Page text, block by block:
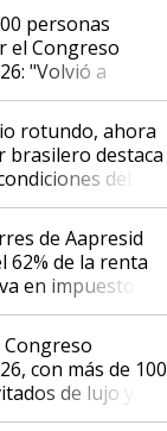
personas
el Congreso
"Volvió a
hablar del
de todo el
rotundo, ahora
brasilero destaca
del
para invertir:
motivados"
de Aapresid
62% de la renta
en impuestos:
que en
sigan discutiendo
de hace 50
con más de 100
de lujo y